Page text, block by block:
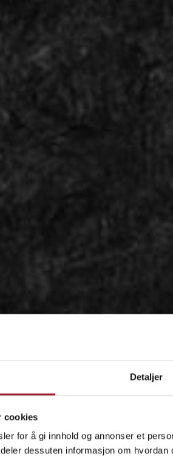
Detaljer
cookies
for å gi innhold og annonser et
dessuten informasjon om